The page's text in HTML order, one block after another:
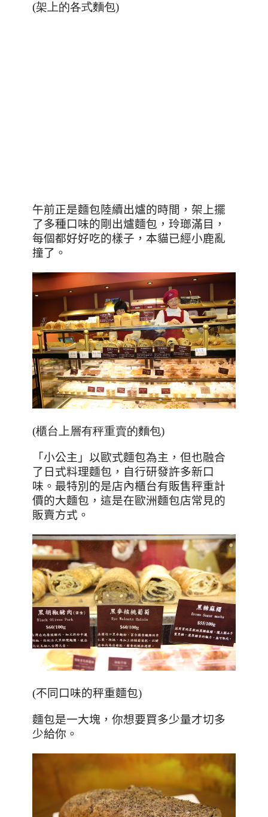
(架上的各式麵包)
午前正是麵包陸續出爐的時間，架上擺
了多種口味的剛出爐麵包，玲瑯滿目，
每個都好好吃的樣子，本貓已經小鹿亂
撞了。
(櫃台上層有秤重賣的麵包)
「小公主」以歐式麵包為主，但也融合
了日式料理麵包，自行研發許多新口
味。最特別的是店內櫃台有販售秤重計
價的大麵包，這是在歐洲麵包店常見的
販賣方式。
(不同口味的秤重麵包)
麵包是一大塊，你想要買多少量才切多
少給你。